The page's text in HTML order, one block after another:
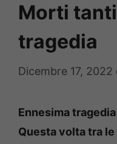
Morti
tragedia
Dicembre 17, 2022
Ennesima
Questa volta tra